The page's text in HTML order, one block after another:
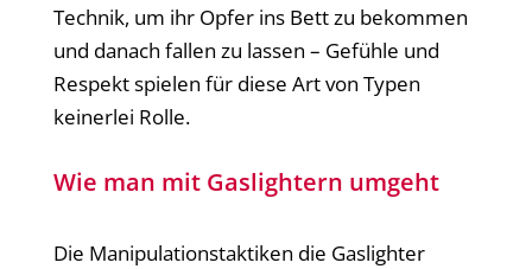
Technik, um ihr Opfer ins Bett zu bekommen
und danach fallen zu lassen – Gefühle und
Respekt spielen für diese Art von Typen
keinerlei Rolle.
Wie man mit Gaslightern umgeht
Die Manipulationstaktiken die Gaslighter